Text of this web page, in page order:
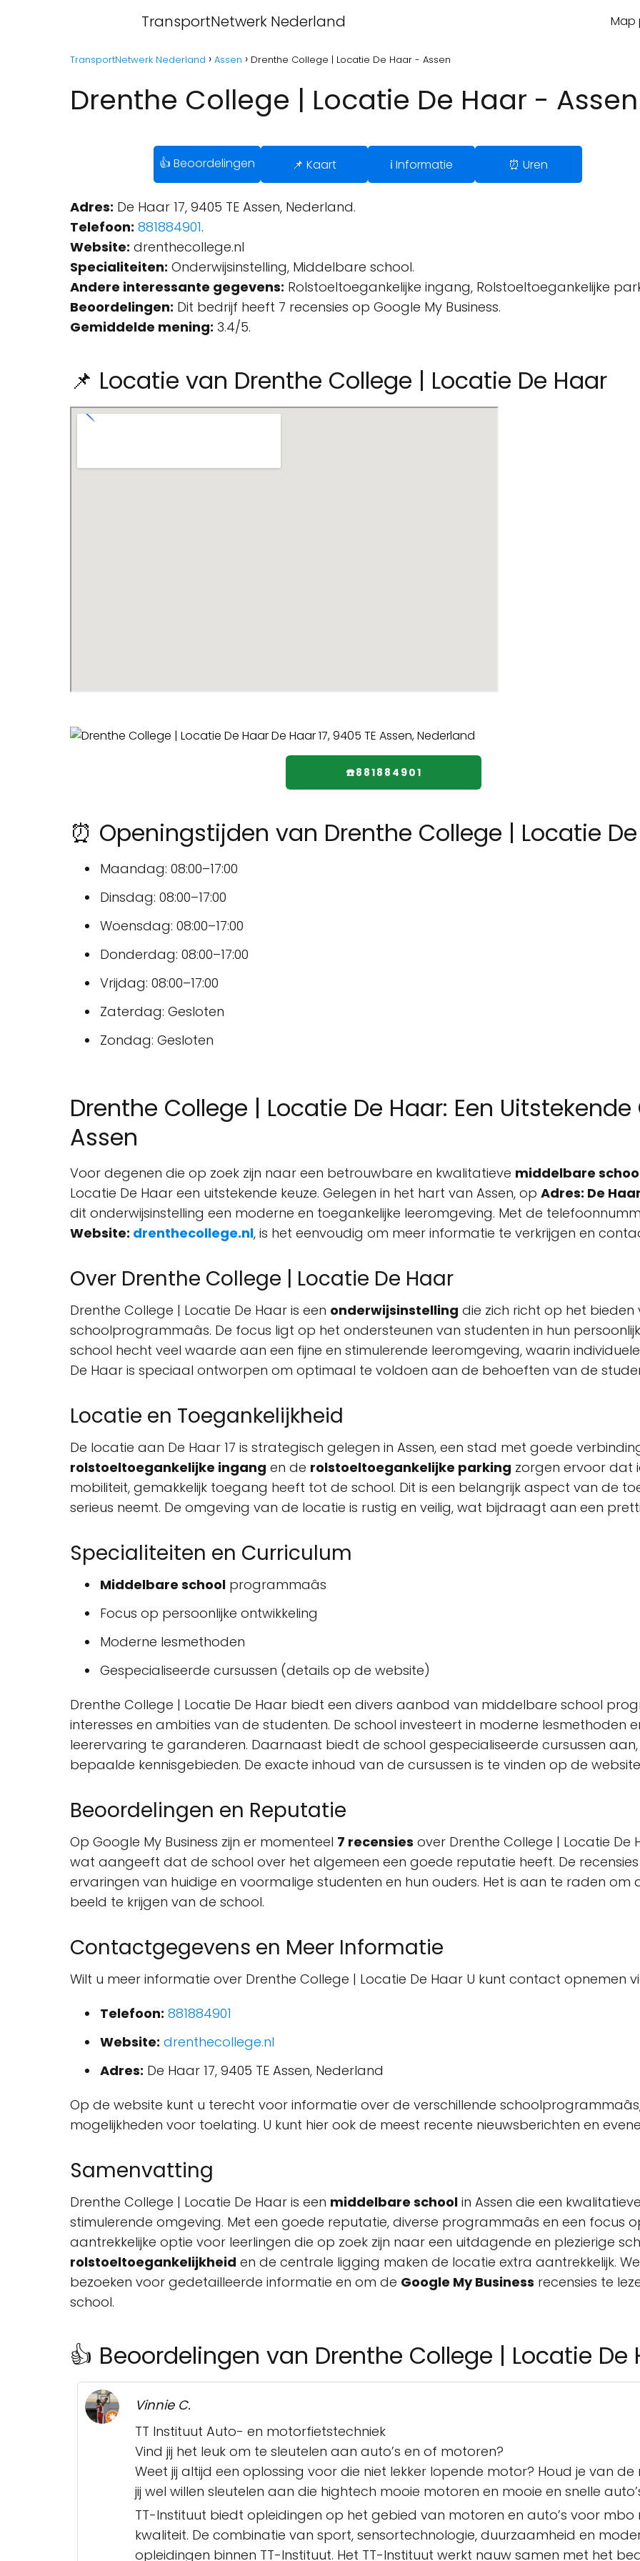
TransportNetwerk Nederland Map
TransportNetwerk Nederland Assen Drenthe College | Locatie De Haar - Assen
Drenthe College | Locatie De Haar - Assen
👍 Beoordelingen 📌 Kaart ℹ️ Informatie ⏰ Uren
Adres: De Haar 17, 9405 TE Assen, Nederland.
Telefoon: 881884901.
Website: drenthecollege.nl
Specialiteiten: Onderwijsinstelling, Middelbare school.
Andere interessante gegevens: Rolstoeltoegankelijke ingang, Rolstoeltoegankelijke
Beoordelingen: Dit bedrijf heeft 7 recensies op Google My Business.
Gemiddelde mening: 3.4/5.
📌 Locatie van Drenthe College | Locatie De Haar
☎️881884901
⏰ Openingstijden van Drenthe College | Locatie
Maandag: 08:00–17:00
Dinsdag: 08:00–17:00
Woensdag: 08:00–17:00
Donderdag: 08:00–17:00
Vrijdag: 08:00–17:00
Zaterdag: Gesloten
Zondag: Gesloten
Drenthe College | Locatie De Haar: Een
Assen
Voor degenen die op zoek zijn naar een betrouwbare en kwalitatieve middelbare
Locatie De Haar een uitstekende keuze. Gelegen in het hart van Assen, op Adres: De
dit onderwijsinstelling een moderne en toegankelijke leeromgeving. Met de
Website: drenthecollege.nl, is het eenvoudig om meer informatie te verkrijgen en
Over Drenthe College | Locatie De Haar
Drenthe College | Locatie De Haar is een onderwijsinstelling die zich richt op het
schoolprogrammaâs. De focus ligt op het ondersteunen van studenten in hun
school hecht veel waarde aan een fijne en stimulerende leeromgeving, waarin
De Haar is speciaal ontworpen om optimaal te voldoen aan de behoeften van de
Locatie en Toegankelijkheid
De locatie aan De Haar 17 is strategisch gelegen in Assen, een stad met goede
rolstoeltoegankelijke ingang en de rolstoeltoegankelijke parking zorgen ervoor dat
mobiliteit, gemakkelijk toegang heeft tot de school. Dit is een belangrijk aspect van de
serieus neemt. De omgeving van de locatie is rustig en veilig, wat bijdraagt aan een
Specialiteiten en Curriculum
Middelbare school programmaâs
Focus op persoonlijke ontwikkeling
Moderne lesmethoden
Gespecialiseerde cursussen (details op de website)
Drenthe College | Locatie De Haar biedt een divers aanbod van middelbare school
interesses en ambities van de studenten. De school investeert in moderne lesmethoden
leerervaring te garanderen. Daarnaast biedt de school gespecialiseerde cursussen
bepaalde kennisgebieden. De exacte inhoud van de cursussen is te vinden op de
Beoordelingen en Reputatie
Op Google My Business zijn er momenteel 7 recensies over Drenthe College | Locatie
wat aangeeft dat de school over het algemeen een goede reputatie heeft. De
ervaringen van huidige en voormalige studenten en hun ouders. Het is aan te raden om
beeld te krijgen van de school.
Contactgegevens en Meer Informatie
Wilt u meer informatie over Drenthe College | Locatie De Haar U kunt contact opnemen
Telefoon: 881884901
Website: drenthecollege.nl
Adres: De Haar 17, 9405 TE Assen, Nederland
Op de website kunt u terecht voor informatie over de verschillende
mogelijkheden voor toelating. U kunt hier ook de meest recente nieuwsberichten en
Samenvatting
Drenthe College | Locatie De Haar is een middelbare school in Assen die een
stimulerende omgeving. Met een goede reputatie, diverse programmaâs en een focus
aantrekkelijke optie voor leerlingen die op zoek zijn naar een uitdagende en plezierige
rolstoeltoegankelijkheid en de centrale ligging maken de locatie extra aantrekkelijk.
bezoeken voor gedetailleerde informatie en om de Google My Business recensies te
school.
👍 Beoordelingen van Drenthe College | Locatie De
Vinnie C.
TT Instituut Auto- en motorfietstechniek
Vind jij het leuk om te sleutelen aan auto’s en of motoren?
Weet jij altijd een oplossing voor die niet lekker lopende motor? Houd je van
jij wel willen sleutelen aan die hightech mooie motoren en mooie en snelle
TT-Instituut biedt opleidingen op het gebied van motoren en auto’s voor mbo
kwaliteit. De combinatie van sport, sensortechnologie, duurzaamheid en
opleidingen binnen TT-Instituut. Het TT-Instituut werkt nauw samen met het